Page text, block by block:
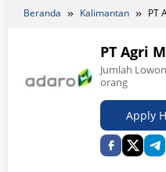
Beranda Kalimantan PT
PT Agri
Jumlah
orang
Apply